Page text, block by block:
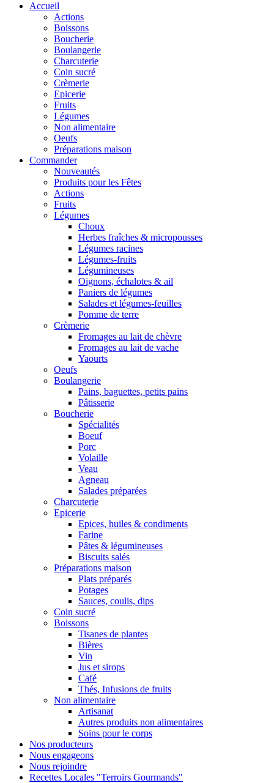
Accueil
Actions
Boissons
Boucherie
Boulangerie
Charcuterie
Coin sucré
Crèmerie
Epicerie
Fruits
Légumes
Non alimentaire
Oeufs
Préparations maison
Commander
Nouveautés
Produits pour les Fêtes
Actions
Fruits
Légumes
Choux
Herbes fraîches & micropousses
Légumes racines
Légumes-fruits
Légumineuses
Oignons, échalotes & ail
Paniers de légumes
Salades et légumes-feuilles
Pomme de terre
Crèmerie
Fromages au lait de chèvre
Fromages au lait de vache
Yaourts
Oeufs
Boulangerie
Pains, baguettes, petits pains
Pâtisserie
Boucherie
Spécialités
Boeuf
Porc
Volaille
Veau
Agneau
Salades préparées
Charcuterie
Epicerie
Epices, huiles & condiments
Farine
Pâtes & légumineuses
Biscuits salés
Préparations maison
Plats préparés
Potages
Sauces, coulis, dips
Coin sucré
Boissons
Tisanes de plantes
Bières
Vin
Jus et sirops
Café
Thés, Infusions de fruits
Non alimentaire
Artisanat
Autres produits non alimentaires
Soins pour le corps
Nos producteurs
Nous engageons
Nous rejoindre
Recettes Locales "Terroirs Gourmands"